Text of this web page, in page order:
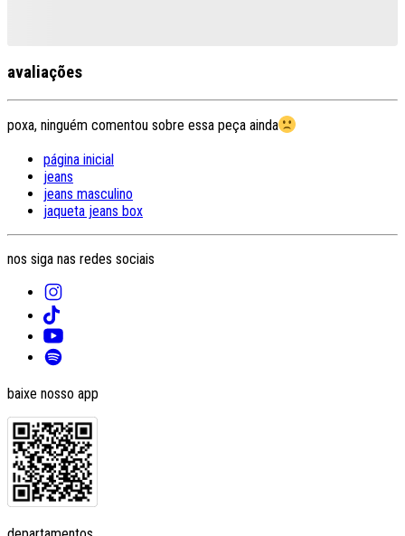
avaliações
poxa, ninguém comentou sobre essa peça ainda
página inicial
jeans
jeans masculino
jaqueta jeans box
nos siga nas redes sociais
baixe nosso app